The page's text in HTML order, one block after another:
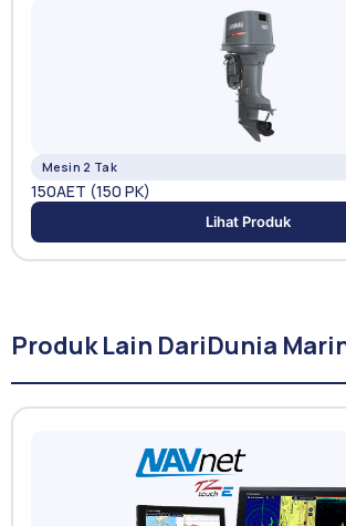
Mesin 2 Tak
150AET (150 PK)
Lihat Produk
Produk Lain DariDunia